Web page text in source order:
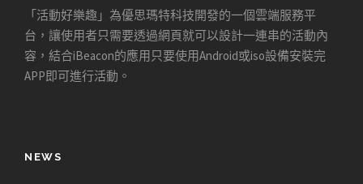
「活動好樂趣」為優思瑪特科技開發的一個雲端服務平
台，讓使用者只需要透過網頁就可以設計一連串的活動內
容，結合iBeacon的應用只要使用Android或iso設備安裝完
APP即可進行活動。
NEWS